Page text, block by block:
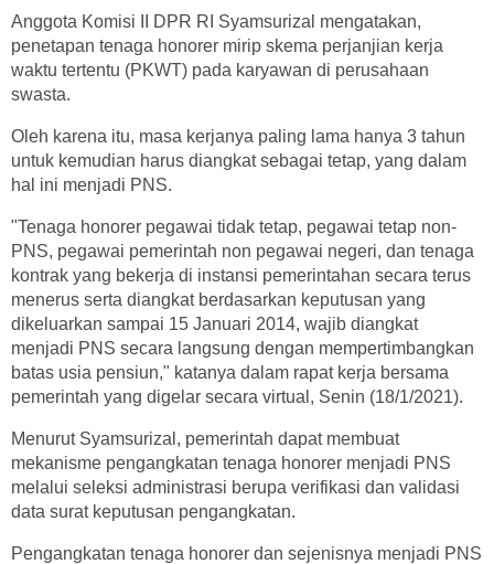
Anggota Komisi II DPR RI Syamsurizal mengatakan,
penetapan tenaga honorer mirip skema perjanjian kerja
waktu tertentu (PKWT) pada karyawan di perusahaan
swasta.
Oleh karena itu, masa kerjanya paling lama hanya 3 tahun
untuk kemudian harus diangkat sebagai tetap, yang dalam
hal ini menjadi PNS.
"Tenaga honorer pegawai tidak tetap, pegawai tetap non-
PNS, pegawai pemerintah non pegawai negeri, dan tenaga
kontrak yang bekerja di instansi pemerintahan secara terus
menerus serta diangkat berdasarkan keputusan yang
dikeluarkan sampai 15 Januari 2014, wajib diangkat
menjadi PNS secara langsung dengan mempertimbangkan
batas usia pensiun," katanya dalam rapat kerja bersama
pemerintah yang digelar secara virtual, Senin (18/1/2021).
Menurut Syamsurizal, pemerintah dapat membuat
mekanisme pengangkatan tenaga honorer menjadi PNS
melalui seleksi administrasi berupa verifikasi dan validasi
data surat keputusan pengangkatan.
Pengangkatan tenaga honorer dan sejenisnya menjadi PNS